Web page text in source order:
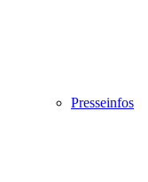
Presseinfos